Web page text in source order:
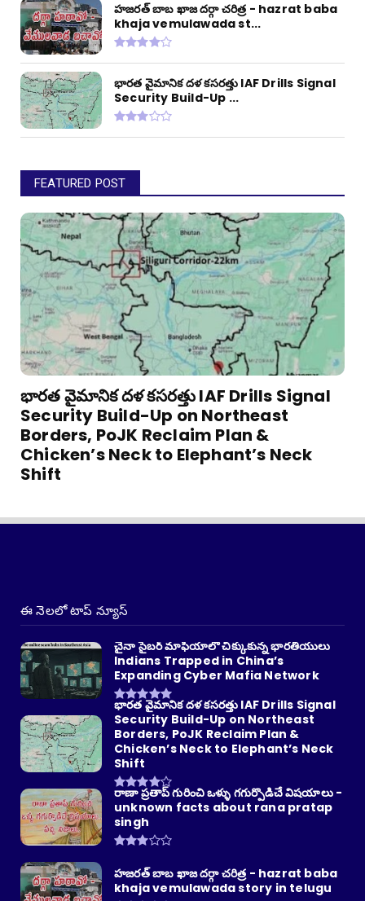
హజరత్ బాబ ఖాజ దర్గా చరిత్ర - hazrat baba
khaja vemulawada st...
భారత వైమానిక దళ కసరత్తు IAF Drills Signal
Security Build-Up ...
FEATURED POST
భారత వైమానిక దళ కసరత్తు IAF Drills Signal
Security Build-Up on Northeast
Borders, PoJK Reclaim Plan &
Chicken’s Neck to Elephant’s Neck
Shift
ఈ నెలలో టాప్ న్యూస్
చైనా సైబర్ మాఫియాలో చిక్కుకున్న భారతీయులు
Indians Trapped in China’s
Expanding Cyber Mafia Network
భారత వైమానిక దళ కసరత్తు IAF Drills Signal
Security Build-Up on Northeast
Borders, PoJK Reclaim Plan &
Chicken’s Neck to Elephant’s Neck
Shift
రాణా ప్రతాప్ గురించి ఒళ్ళు గగుర్పొడిచే విషయాలు -
unknown facts about rana pratap
singh
హజరత్ బాబ ఖాజ దర్గా చరిత్ర - hazrat baba
khaja vemulawada story in telugu